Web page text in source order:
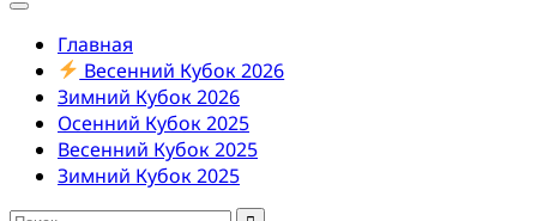
Главная
Весенний Кубок 2026
Зимний Кубок 2026
Осенний Кубок 2025
Весенний Кубок 2025
Зимний Кубок 2025